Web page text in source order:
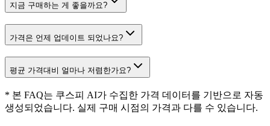
지금 구매하는 게 좋을까요?
가격은 언제 업데이트 되었나요?
평균 가격대비 얼마나 저렴한가요?
* 본 FAQ는 쿠스피 AI가 수집한 가격 데이터를 기반으로 자동
생성되었습니다. 실제 구매 시점의 가격과 다를 수 있습니다.